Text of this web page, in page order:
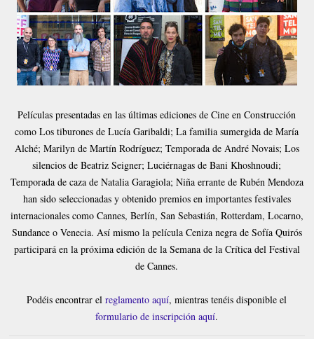
Películas presentadas en las últimas ediciones de Cine en Construcción
como Los tiburones de Lucía Garibaldi; La familia sumergida de María
Alché; Marilyn de Martín Rodríguez; Temporada de André Novais; Los
silencios de Beatriz Seigner; Luciérnagas de Bani Khoshnoudi;
Temporada de caza de Natalia Garagiola; Niña errante de Rubén Mendoza
han sido seleccionadas y obtenido premios en importantes festivales
internacionales como Cannes, Berlín, San Sebastián, Rotterdam, Locarno,
Sundance o Venecia. Así mismo la película Ceniza negra de Sofía Quirós
participará en la próxima edición de la Semana de la Crítica del Festival
de Cannes.
Podéis encontrar el reglamento aquí, mientras tenéis disponible el
formulario de inscripción aquí.